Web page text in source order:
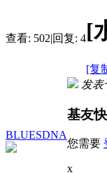
查看: 502|回复: 4[
[复
BLUESDNA
发表
基友
您需要
x